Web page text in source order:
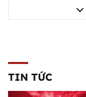
TIN TỨC